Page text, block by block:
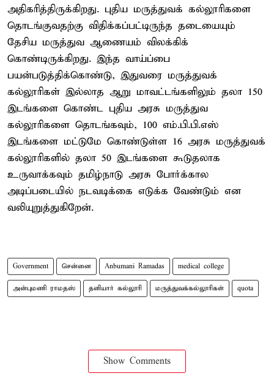
அதிகரித்திருக்கிறது. புதிய மருத்துவக் கல்லூரிகளை
தொடங்குவதற்கு விதிக்கப்பட்டிருந்த தடையையும்
தேசிய மருத்துவ ஆணையம் விலக்கிக்
கொண்டிருக்கிறது. இந்த வாய்ப்பை
பயன்படுத்திக்கொண்டு, இதுவரை மருத்துவக்
கல்லூரிகள் இல்லாத ஆறு மாவட்டங்களிலும் தலா 150
இடங்களை கொண்ட புதிய அரசு மருத்துவ
கல்லூரிகளை தொடங்கவும், 100 எம்.பி.பி.எஸ்
இடங்களை மட்டுமே கொண்டுள்ள 16 அரசு மருத்துவக்
கல்லூரிகளில் தலா 50 இடங்களை கூடுதலாக
உருவாக்கவும் தமிழ்நாடு அரசு போர்க்கால
அடிப்படையில் நடவடிக்கை எடுக்க வேண்டும் என
வலியுறுத்துகிறேன்.
Government சென்னை Anbumani Ramadas medical college
அன்புமணி ராமதஸ் தனியார் கல்லூரி மருத்துவக்கல்லூரிகள் quota
Show Comments